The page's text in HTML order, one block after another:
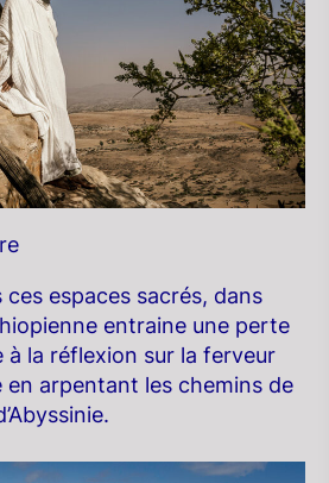
espaces sacrés, dans
entraine une perte
à la réflexion sur la ferveur
en arpentant les chemins de